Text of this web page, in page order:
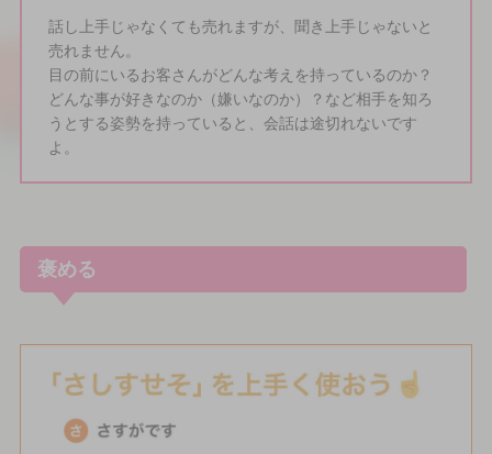
話し上手じゃなくても売れますが、聞き上手じゃないと
売れません。
目の前にいるお客さんがどんな考えを持っているのか？
どんな事が好きなのか（嫌いなのか）？など相手を知ろ
うとする姿勢を持っていると、会話は途切れないです
よ。
褒める